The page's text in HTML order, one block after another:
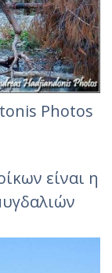
Photos
είναι η